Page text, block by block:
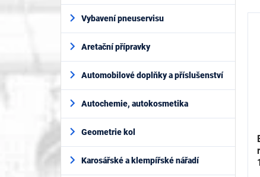
Vybavení pneuservisu
Aretační přípravky
Automobilové doplňky a příslušenství
Autochemie, autokosmetika
Geometrie kol
Karosářské a klempířské nářadí
e